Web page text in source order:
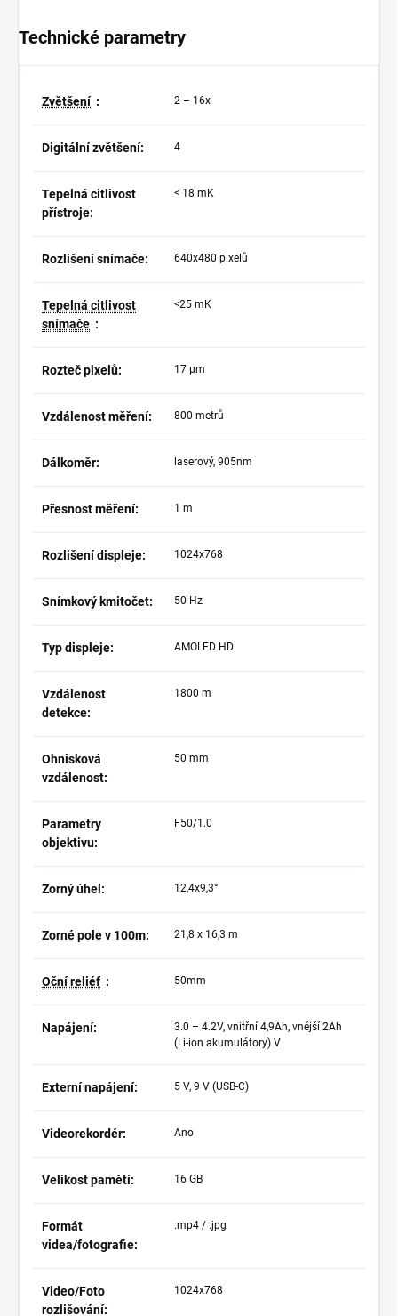
Technické parametry
Zvětšení : 2 – 16x
Digitální zvětšení: 4
Tepelná citlivost
přístroje:
< 18 mK
Rozlišení snímače: 640x480 pixelů
Tepelná citlivost
snímače :
<25 mK
Rozteč pixelů: 17 µm
Vzdálenost měření: 800 metrů
Dálkoměr: laserový, 905nm
Přesnost měření: 1 m
Rozlišení displeje: 1024x768
Snímkový kmitočet: 50 Hz
Typ displeje: AMOLED HD
Vzdálenost
detekce:
1800 m
Ohnisková
vzdálenost:
50 mm
Parametry
objektivu:
F50/1.0
Zorný úhel: 12,4x9,3°
Zorné pole v 100m: 21,8 x 16,3 m
Oční reliéf : 50mm
Napájení:
3.0 – 4.2V, vnitřní 4,9Ah, vnější 2Ah
(Li-ion akumulátory) V
Externí napájení: 5 V, 9 V (USB-C)
Videorekordér: Ano
Velikost paměti: 16 GB
Formát
videa/fotografie:
.mp4 / .jpg
Video/Foto
rozlišování:
1024x768